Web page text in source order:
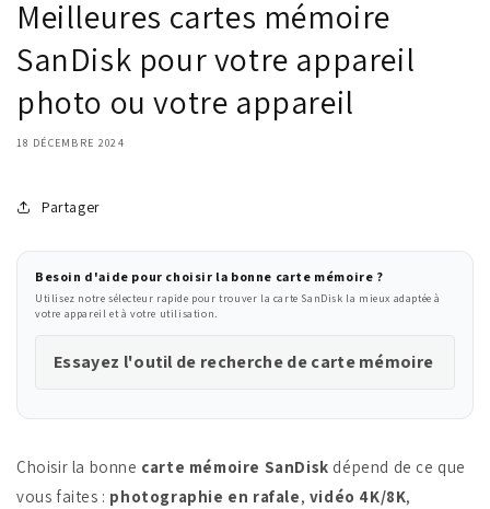
Meilleures cartes mémoire
SanDisk pour votre appareil
photo ou votre appareil
18 DÉCEMBRE 2024
Partager
Besoin d'aide pour choisir la bonne carte mémoire ?
Utilisez notre sélecteur rapide pour trouver la carte SanDisk la mieux adaptée à
votre appareil et à votre utilisation.
Essayez l'outil de recherche de carte mémoire
Choisir la bonne carte mémoire SanDisk dépend de ce que
vous faites : photographie en rafale, vidéo 4K/8K,